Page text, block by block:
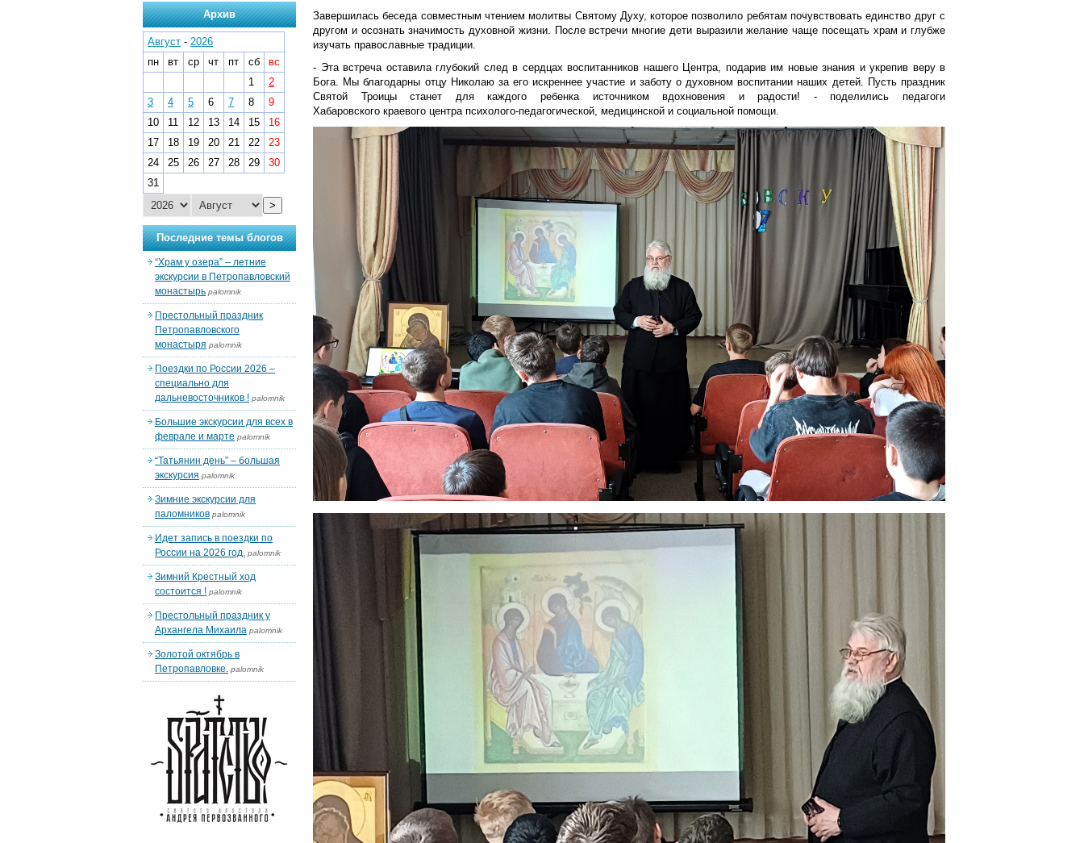
Завершилась беседа совместным чтением молитвы Святому Духу, которое позволило ребятам почувствовать единство друг с
другом и осознать значимость духовной жизни. После встречи многие дети выразили желание чаще посещать храм и глубже
изучать православные традиции.
- Эта встреча оставила глубокий след в сердцах воспитанников нашего Центра, подарив им новые знания и укрепив веру в
Бога. Мы благодарны отцу Николаю за его искреннее участие и заботу о духовном воспитании наших детей. Пусть праздник
Святой Троицы станет для каждого ребенка источником вдохновения и радости! - поделились педагоги
Хабаровского краевого центра психолого-педагогической, медицинской и социальной помощи.
Архив
Август - 2026
пн
вт ср чт пт сб
вс
1
2
3
4 5 6 7 8
9
10
11 12 13 14 15
16
17
18 19 20 21 22
23
24
25 26 27 28 29
30
31
>
Последние темы блогов
“Храм у озера” – летние
экскурсии в Петропавловский
монастырь palomnik
Престольный праздник
Петропавловского
монастыря palomnik
Поездки по России 2026 –
специально для
дальневосточников ! palomnik
Большие экскурсии для всех в
феврале и марте palomnik
“Татьянин день” – большая
экскурсия palomnik
Зимние экскурсии для
паломников palomnik
Идет запись в поездки по
России на 2026 год. palomnik
Зимний Крестный ход
состоится ! palomnik
Престольный праздник у
Архангела Михаила palomnik
Золотой октябрь в
Петропавловке. palomnik